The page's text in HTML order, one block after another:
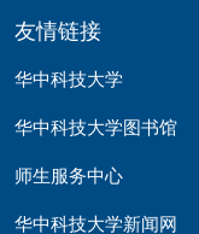
友情链接
华中科技大学
华中科技大学图书馆
师生服务中心
华中科技大学新闻网